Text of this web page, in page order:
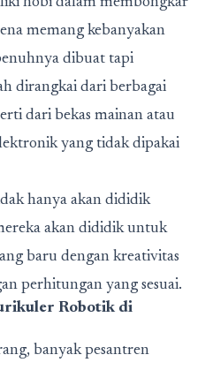
memang kebanyakan
dibuat tapi
dirangkai dari berbagai
dari bekas mainan atau
yang tidak dipakai
hanya akan dididik
akan dididik untuk
baru dengan kreativitas
perhitungan yang sesuai.
Robotik di
banyak pesantren